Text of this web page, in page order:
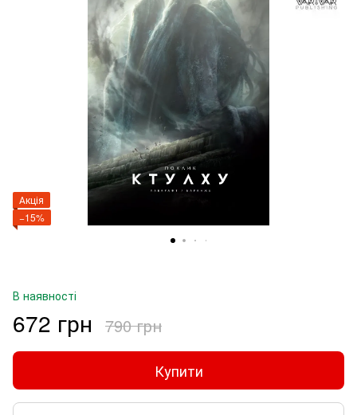
Акція
−15%
В наявності
672 грн 790 грн
Купити